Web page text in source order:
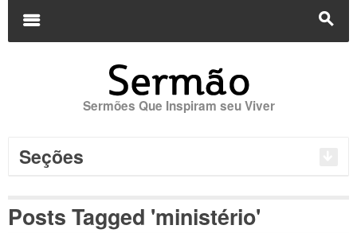
s
m
Sermões Que Inspiram seu Viver
Seções
Posts Tagged 'ministério'